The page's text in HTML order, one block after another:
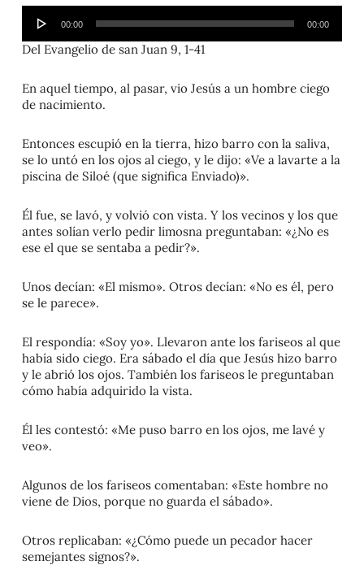
audio
00:00 00:00
Del Evangelio de san Juan 9, 1-41
En aquel tiempo, al pasar, vio Jesús a un hombre ciego
de nacimiento.
Entonces escupió en la tierra, hizo barro con la saliva,
se lo untó en los ojos al ciego, y le dijo: «Ve a lavarte a la
piscina de Siloé (que significa Enviado)».
Él fue, se lavó, y volvió con vista. Y los vecinos y los que
antes solían verlo pedir limosna preguntaban: «¿No es
ese el que se sentaba a pedir?».
Unos decían: «El mismo». Otros decían: «No es él, pero
se le parece».
El respondía: «Soy yo». Llevaron ante los fariseos al que
había sido ciego. Era sábado el día que Jesús hizo barro
y le abrió los ojos. También los fariseos le preguntaban
cómo había adquirido la vista.
Él les contestó: «Me puso barro en los ojos, me lavé y
veo».
Algunos de los fariseos comentaban: «Este hombre no
viene de Dios, porque no guarda el sábado».
Otros replicaban: «¿Cómo puede un pecador hacer
semejantes signos?».